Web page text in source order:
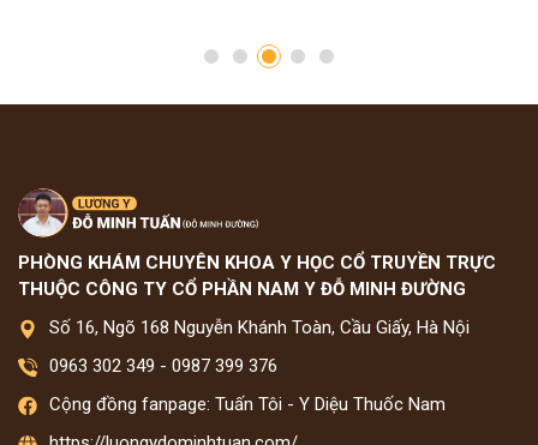
PHÒNG KHÁM CHUYÊN KHOA Y HỌC CỔ TRUYỀN TRỰC
THUỘC CÔNG TY CỔ PHẦN NAM Y ĐỖ MINH ĐƯỜNG
Số 16, Ngõ 168 Nguyễn Khánh Toàn, Cầu Giấy, Hà Nội
0963 302 349 - 0987 399 376
Cộng đồng fanpage: Tuấn Tôi - Y Diệu Thuốc Nam